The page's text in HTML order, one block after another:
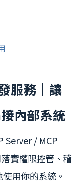
服務｜讓
內部系統
Server / MCP
實權限控管、稽
用你的系統。